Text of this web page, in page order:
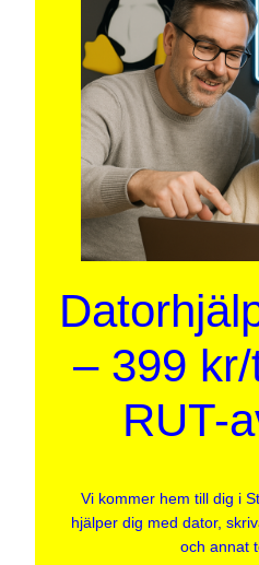
– 399
RUT-
Vi kommer hem till dig i
hjälper dig med dator,
och annat